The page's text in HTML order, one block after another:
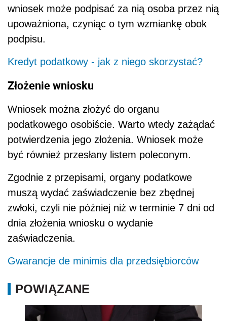
wniosek może podpisać za nią osoba przez nią
upoważniona, czyniąc o tym wzmiankę obok
podpisu.
Kredyt podatkowy - jak z niego skorzystać?
Złożenie wniosku
Wniosek można złożyć do organu
podatkowego osobiście. Warto wtedy zażądać
potwierdzenia jego złożenia. Wniosek może
być również przesłany listem poleconym.
Zgodnie z przepisami, organy podatkowe
muszą wydać zaświadczenie bez zbędnej
zwłoki, czyli nie później niż w terminie 7 dni od
dnia złożenia wniosku o wydanie
zaświadczenia.
Gwarancje de minimis dla przedsiębiorców
POWIĄZANE